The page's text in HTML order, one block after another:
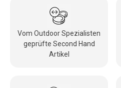
Vom Outdoor Spezialisten
geprüfte Second Hand
Artikel